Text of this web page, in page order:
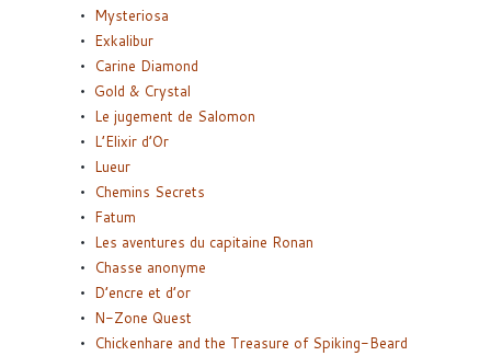
Mysteriosa
Exkalibur
Carine Diamond
Gold & Crystal
Le jugement de Salomon
L’Elixir d’Or
Lueur
Chemins Secrets
Fatum
Les aventures du capitaine Ronan
Chasse anonyme
D’encre et d’or
N-Zone Quest
Chickenhare and the Treasure of Spiking-Beard